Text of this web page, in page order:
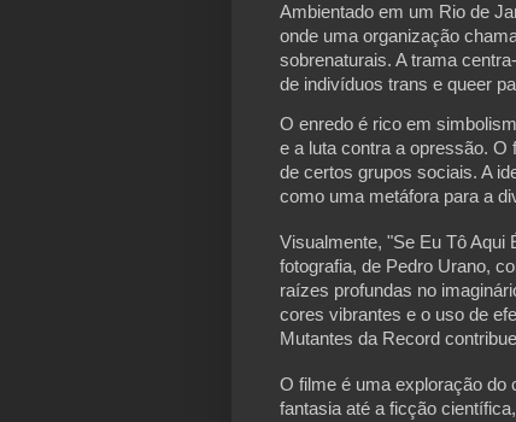
Ambientado em um Rio de
onde uma organização
sobrenaturais. A trama
de indivíduos trans e queer
O enredo é rico em
e a luta contra a opressão. O
de certos grupos sociais. A
como uma metáfora para a
Visualmente, "Se Eu Tô Aqui
fotografia, de Pedro Urano,
raízes profundas no
cores vibrantes e o uso de
Mutantes da Record
O filme é uma exploração do
fantasia até a ficção